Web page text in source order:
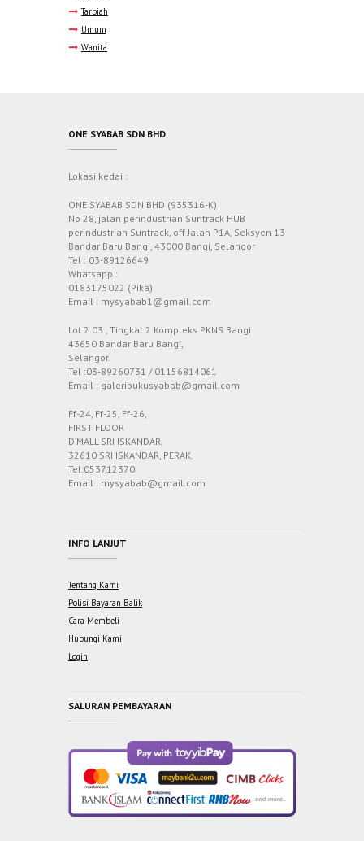
Tarbiah
Umum
Wanita
ONE SYABAB SDN BHD
Lokasi kedai :
ONE SYABAB SDN BHD (935316-K)
No 28, jalan perindustrian Suntrack HUB
perindustrian Suntrack, off Jalan P1A, Seksyen 13
Bandar Baru Bangi, 43000 Bangi, Selangor
Tel : 03-89126649
Whatsapp :
0183175022 (Pika)
Email : mysyabab1@gmail.com
Lot 2.03 , Tingkat 2 Kompleks PKNS Bangi
43650 Bandar Baru Bangi,
Selangor.
Tel :03-89260731 / 01156814061
Email : galeribukusyabab@gmail.com
Ff-24, Ff-25, Ff-26,
FIRST FLOOR
D’MALL SRI ISKANDAR,
32610 SRI ISKANDAR, PERAK.
Tel:053712370
Email : mysyabab@gmail.com
INFO LANJUT
Tentang Kami
Polisi Bayaran Balik
Cara Membeli
Hubungi Kami
Login
SALURAN PEMBAYARAN